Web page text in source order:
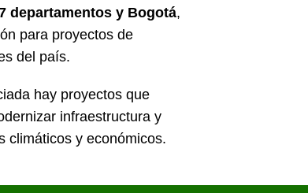
departamentos y Bogotá,
para proyectos de
del país.
hay proyectos que
infraestructura y
climáticos y económicos.